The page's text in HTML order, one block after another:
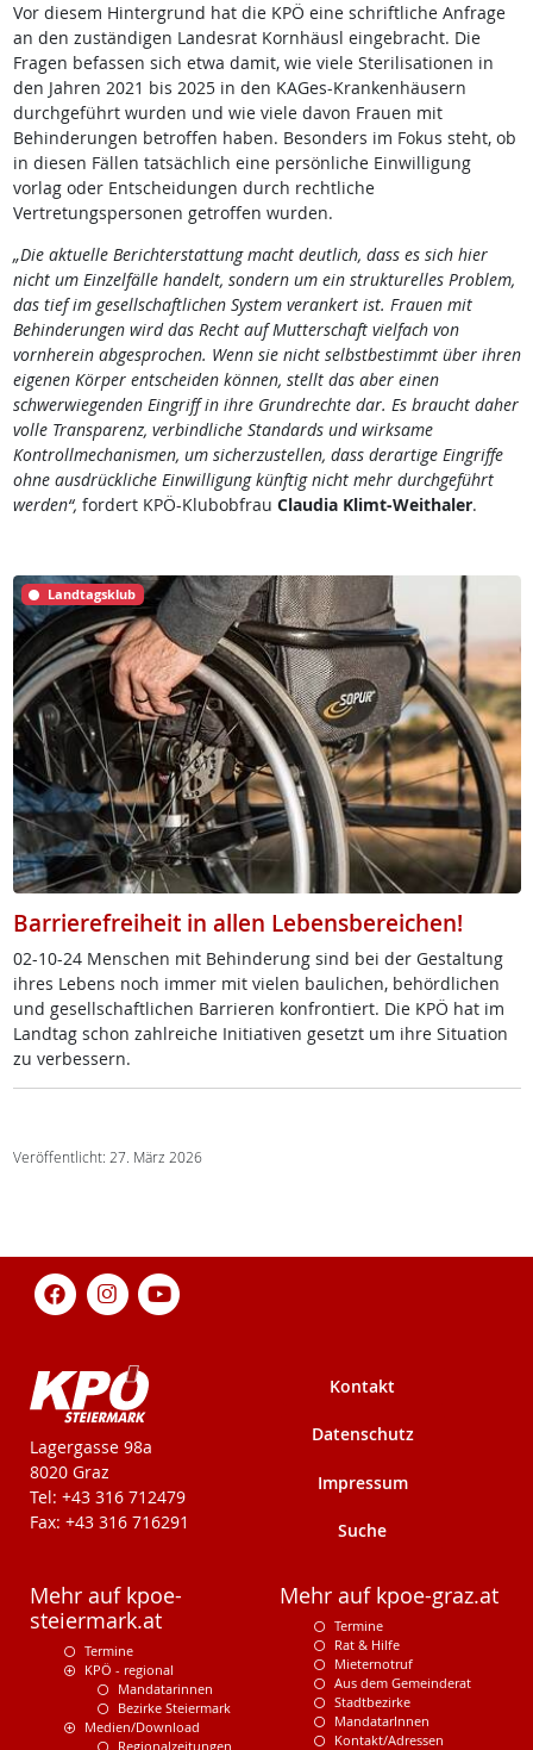
Vor diesem Hintergrund hat die KPÖ eine schriftliche Anfrage
an den zuständigen Landesrat Kornhäusl eingebracht. Die
Fragen befassen sich etwa damit, wie viele Sterilisationen in
den Jahren 2021 bis 2025 in den KAGes-Krankenhäusern
durchgeführt wurden und wie viele davon Frauen mit
Behinderungen betroffen haben. Besonders im Fokus steht, ob
in diesen Fällen tatsächlich eine persönliche Einwilligung
vorlag oder Entscheidungen durch rechtliche
Vertretungspersonen getroffen wurden.
„Die aktuelle Berichterstattung macht deutlich, dass es sich hier
nicht um Einzelfälle handelt, sondern um ein strukturelles Problem,
das tief im gesellschaftlichen System verankert ist. Frauen mit
Behinderungen wird das Recht auf Mutterschaft vielfach von
vornherein abgesprochen. Wenn sie nicht selbstbestimmt über ihren
eigenen Körper entscheiden können, stellt das aber einen
schwerwiegenden Eingriff in ihre Grundrechte dar. Es braucht daher
volle Transparenz, verbindliche Standards und wirksame
Kontrollmechanismen, um sicherzustellen, dass derartige Eingriffe
ohne ausdrückliche Einwilligung künftig nicht mehr durchgeführt
werden“, fordert KPÖ-Klubobfrau Claudia Klimt-Weithaler.
Landtagsklub
Barrierefreiheit in allen Lebensbereichen!
02-10-24 Men­schen mit Be­hin­de­rung sind bei der Ge­stal­tung
ih­res Le­bens noch im­mer mit vie­len bau­li­chen, be­hörd­li­chen
und ge­sell­schaft­li­chen Bar­rie­ren kon­fron­tiert. Die KPÖ hat im
Land­tag schon zahl­rei­che In­i­tia­ti­ven ge­setzt um ih­re Si­tua­ti­on
zu ver­bes­sern.
Veröffentlicht: 27. März 2026
KPÖ-Steiermark
Lagergasse 98a
8020 Graz
Tel: +43 316 712479
Fax: +43 316 716291
Kontakt
Datenschutz
Impressum
Suche
Mehr auf kpoe-
steiermark.at
Termine
KPÖ - regional
Mandatarinnen
Bezirke Steiermark
Medien/Download
Regionalzeitungen
Mehr auf kpoe-graz.at
Termine
Rat & Hilfe
Mieternotruf
Aus dem Gemeinderat
Stadtbezirke
MandatarInnen
Kontakt/Adressen